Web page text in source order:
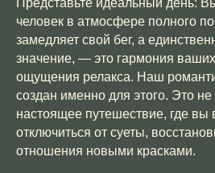
Представьте идеальный день:
человек в атмосфере полного
замедляет свой бег, а
значение, — это гармония
ощущения релакса. Наш
создан именно для этого. Это
настоящее путешествие, где вы
отключиться от суеты,
отношения новыми красками.